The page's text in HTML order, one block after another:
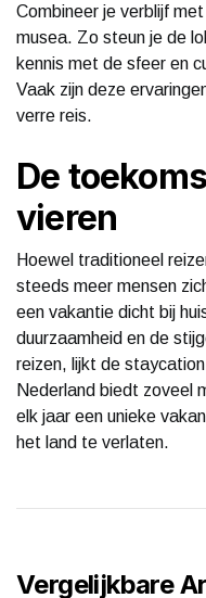
Combineer je verblijf
musea. Zo steun je de
kennis met de sfeer en
Vaak zijn deze
verre reis.
De
vieren
Hoewel traditioneel
steeds meer mensen
een vakantie dicht bij
duurzaamheid en de
reizen, lijkt de
Nederland biedt zoveel
elk jaar een unieke
het land te verlaten.
Vergelijkbare